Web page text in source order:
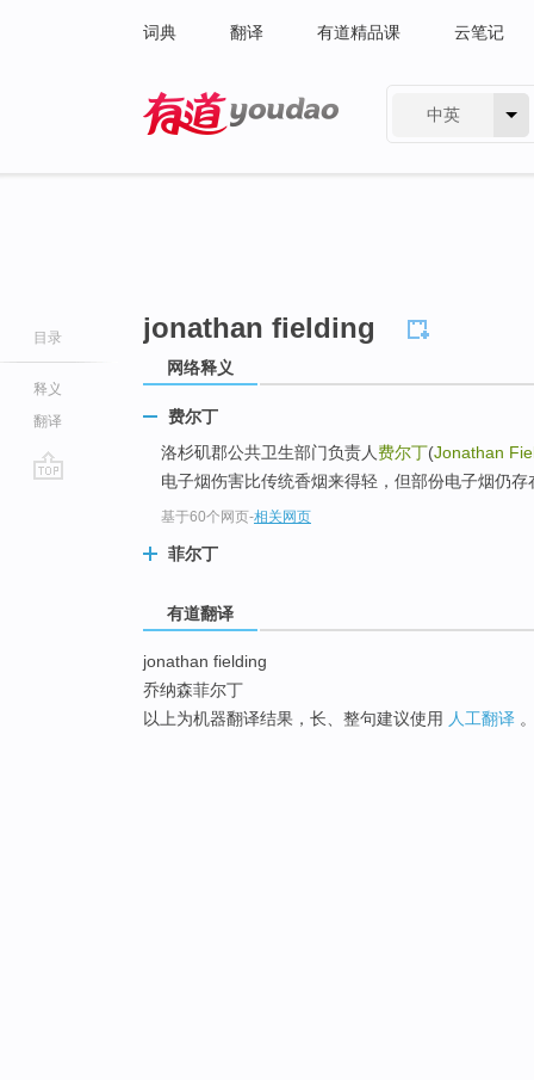
词典 翻译 有道精品课 云笔记
中英
目录
释义
翻译
jonathan fielding
网络释义
费尔丁
洛杉矶郡公共卫生部门负责人 费尔丁(Jonathan
电子烟伤害比传统香烟来得轻，但部份电子烟仍
基于60个网页-相关网页
菲尔丁
有道翻译
jonathan fielding
乔纳森菲尔丁
以上为机器翻译结果，长、整句建议使用 人工翻译